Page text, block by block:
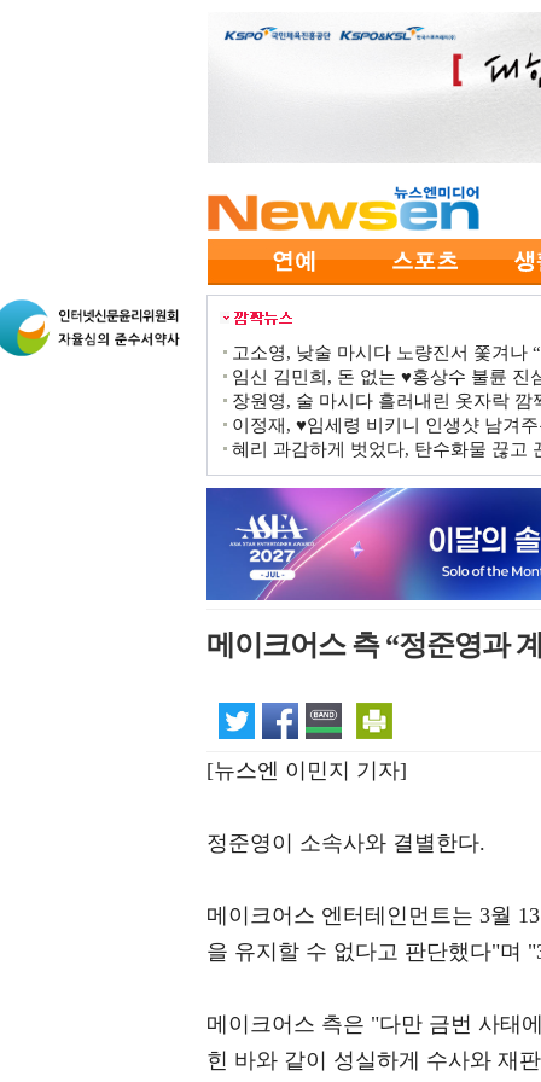
고소영, 낮술 마시다 노량진서 쫓겨나
임신 김민희, 돈 없는 ♥홍상수 불륜
장원영, 술 마시다 흘러내린 옷자락
이정재, ♥임세령 비키니 인생샷 남겨
혜리 과감하게 벗었다, 탄수화물 끊고
메이크어스 측 “정준영과
[뉴스엔 이민지 기자]
정준영이 소속사와 결별한다.
메이크어스 엔터테인먼트는 3월
을 유지할 수 없다고 판단했다"며
메이크어스 측은 "다만 금번 사태
힌 바와 같이 성실하게 수사와 재